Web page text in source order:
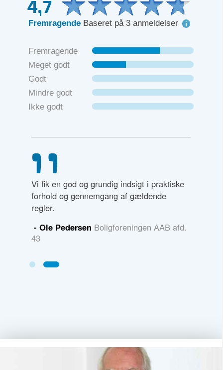
4,7
Fremragende Baseret på 3 anmeldelser
Fremragende
Meget godt
Godt
Mindre godt
Ikke godt
Vi fik en god og grundig indsigt i praktiske
forhold og gennemgang af gældende
regler.
- Ole Pedersen Boligforeningen AAB afd.
43